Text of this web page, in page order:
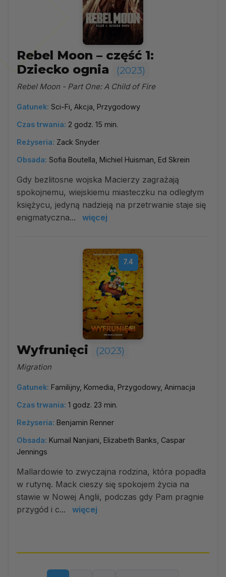
Rebel Moon – część 1:
Dziecko ognia
(2023)
Rebel Moon - Part One: A Child of Fire
Gatunek: Sci-Fi, Akcja, Przygodowy
Czas trwania: 2 godz. 15 min.
Reżyseria: Zack Snyder
Obsada: Sofia Boutella, Michiel Huisman, Ed Skrein
Gdy bezlitosne wojska Macierzy zagrażają
spokojnemu, wiejskiemu miasteczku na odległym
księżycu, jedyną nadzieją na przetrwanie staje się
enigmatyczna...
więcej
7.4
Wyfrunięci (2023)
Migration
Gatunek: Familijny, Komedia, Przygodowy, Animacja
Czas trwania: 1 godz. 23 min.
Reżyseria: Benjamin Renner
Obsada: Kumail Nanjiani, Elizabeth Banks, Caspar
Jennings
Mallardowie to zwyczajna rodzina, która popadła
w rutynę. Mack cieszy się spokojem życia na
stawie w Nowej Anglii, podczas gdy Pam pragnie
przygód i c...
więcej